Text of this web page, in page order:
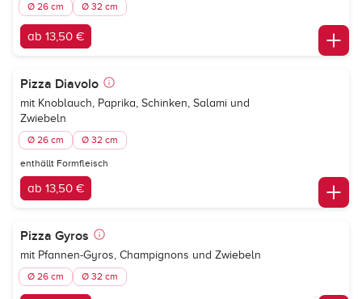
Ø 26 cm Ø 32 cm
ab 13,50 €
Pizza Diavolo
mit Knoblauch, Paprika, Schinken, Salami und
Zwiebeln
Ø 26 cm Ø 32 cm
enthällt Formfleisch
ab 13,50 €
Pizza Gyros
mit Pfannen-Gyros, Champignons und Zwiebeln
Ø 26 cm Ø 32 cm